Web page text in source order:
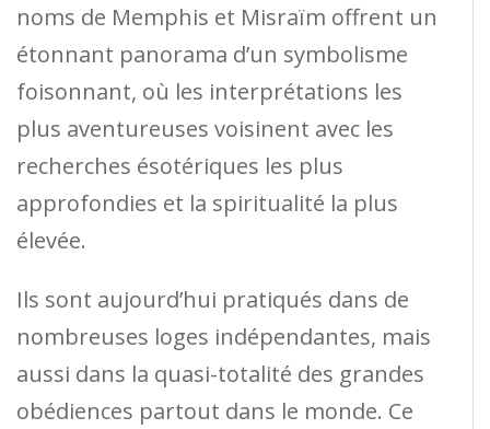
noms de Memphis et Misraïm offrent un
étonnant panorama d’un symbolisme
foisonnant, où les interprétations les
plus aventureuses voisinent avec les
recherches ésotériques les plus
approfondies et la spiritualité la plus
élevée.
Ils sont aujourd’hui pratiqués dans de
nombreuses loges indépendantes, mais
aussi dans la quasi-totalité des grandes
obédiences partout dans le monde. Ce